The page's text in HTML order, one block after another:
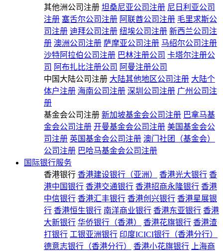
其他洲公司注册 坦桑尼亚公司注册 尼日利亚公司
注册 塞舌尔公司注册 阿联酋公司注册 毛里求斯公
司注册 迪拜公司注册 纽埃公司注册 新西兰公司注
册 澳洲公司注册 萨摩亚公司注册 马绍尔公司注册
沙特阿拉伯公司注册 巴林注册公司 卡塔尔注册公
司 阿布扎比注册公司 阿曼注册公司
中国大陆公司注册 大陆其他地区公司注册 大陆个
体户注册 海南公司注册 深圳公司注册 广州公司注
册
基金会公司注册 新加坡基金会公司注册 巴拿马基
金会公司注册 开曼基金会公司注册 美国基金会公
司注册 英国基金会公司注册 澳门社团（基金会）
公司注册 巴哈马基金会公司注册
国际银行服务
香港银行 香港建设银行（亚洲） 香港光大银行 香
港中国银行 香港交通银行 香港招商永隆银行 香港
中信银行 香港汇丰银行 香港创兴银行 香港星展银
行 香港恒生银行 南洋商业银行 香港东亚银行 香港
大新银行 华侨银行（香港） 香港花旗银行 香港渣
打银行 工银亚洲银行 印度ICICI银行（香港分行）
德意志银行（香港分行）
香港小花旗银行
上海商